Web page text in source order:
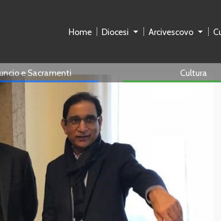
Home Diocesi Arcivescovo
e Sacramenti Cultura